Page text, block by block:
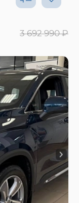
3 692 990 ₽